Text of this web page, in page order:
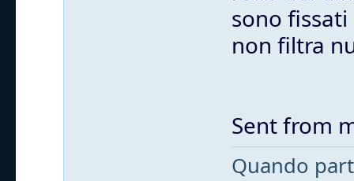
sono
non filtra
Sent from
Quando